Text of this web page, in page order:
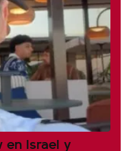
en Israel y